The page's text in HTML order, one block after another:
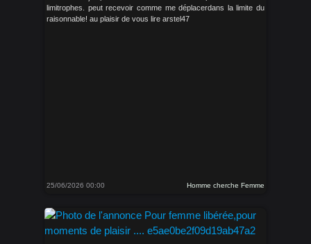
limitrophes. peut recevoir comme me déplacerdans la limite du
raisonnable! au plaisir de vous lire arstel47
25/06/2026 00:00 Homme cherche Femme